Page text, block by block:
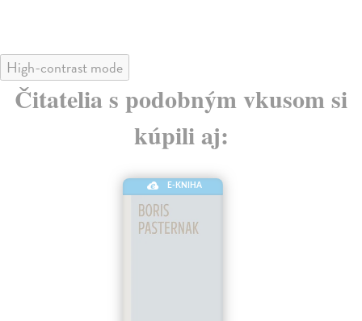
High-contrast mode
Čitatelia s podobným vkusom si
kúpili aj:
E-KNIHA